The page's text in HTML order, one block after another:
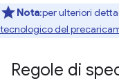
Nota:per ulteriori
tecnologico del
Regole di